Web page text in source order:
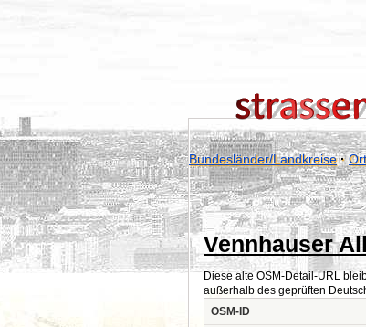
Bundesländer/Landkreise·
Vennhauser
Diese alte OSM-Detail-URL
außerhalb des geprüften
OSM-ID